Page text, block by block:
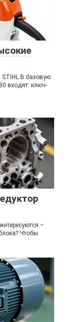
STIHL В базовую
входят: ключ-
–
Чтобы